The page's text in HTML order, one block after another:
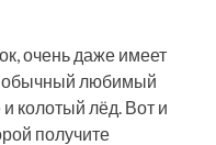
очень даже имеет
обычный любимый
колотый лёд. Вот и
получите